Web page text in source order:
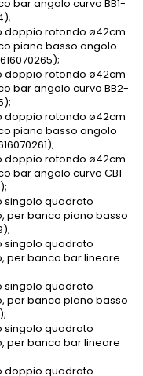
bar angolo curvo BB1-
doppio rotondo ø42cm
piano basso angolo
doppio rotondo ø42cm
bar angolo curvo BB2-
doppio rotondo ø42cm
piano basso angolo
doppio rotondo ø42cm
bar angolo curvo CB1-
singolo quadrato
per banco piano basso
singolo quadrato
per banco bar lineare
singolo quadrato
per banco piano basso
singolo quadrato
per banco bar lineare
doppio quadrato